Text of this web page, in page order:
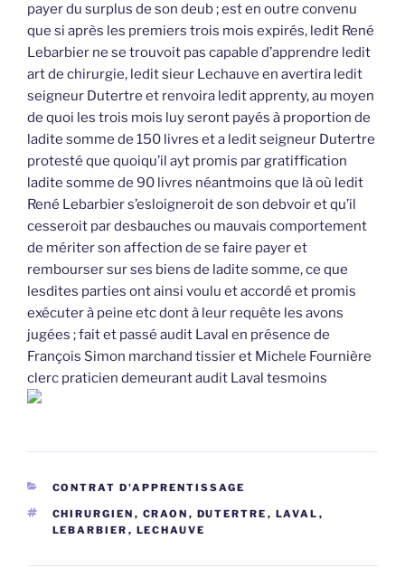
payer du surplus de son deub ; est en outre convenu
que si après les premiers trois mois expirés, ledit René
Lebarbier ne se trouvoit pas capable d’apprendre ledit
art de chirurgie, ledit sieur Lechauve en avertira ledit
seigneur Dutertre et renvoira ledit apprenty, au moyen
de quoi les trois mois luy seront payés à proportion de
ladite somme de 150 livres et a ledit seigneur Dutertre
protesté que quoiqu’il ayt promis par gratiffication
ladite somme de 90 livres néantmoins que là où ledit
René Lebarbier s’esloigneroit de son debvoir et qu’il
cesseroit par desbauches ou mauvais comportement
de mériter son affection de se faire payer et
rembourser sur ses biens de ladite somme, ce que
lesdites parties ont ainsi voulu et accordé et promis
exécuter à peine etc dont à leur requête les avons
jugées ; fait et passé audit Laval en présence de
François Simon marchand tissier et Michele Fournière
clerc praticien demeurant audit Laval tesmoins
CATÉGORIES
CONTRAT D'APPRENTISSAGE
ÉTIQUETTES
CHIRURGIEN , CRAON , DUTERTRE , LAVAL ,
LEBARBIER , LECHAUVE